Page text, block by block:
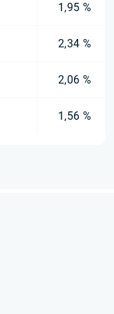
1,95 %
2,34 %
2,06 %
1,56 %